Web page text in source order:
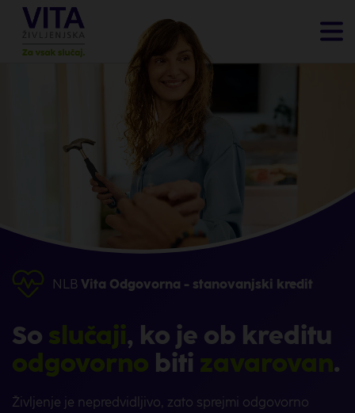
NLB Vita Odgovorna - stanovanjski kredit
So slučaji, ko je ob kreditu
odgovorno biti zavarovan .
Življenje je nepredvidljivo, zato sprejmi odgovorno